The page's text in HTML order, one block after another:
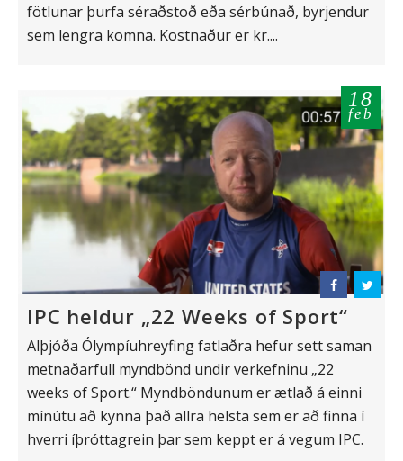
fötlunar þurfa séraðstoð eða sérbúnað, byrjendur
sem lengra komna. Kostnaður er kr....
18
feb
IPC heldur „22 Weeks of Sport“
Alþjóða Ólympíuhreyfing fatlaðra hefur sett saman
metnaðarfull myndbönd undir verkefninu „22
weeks of Sport.“ Myndböndunum er ætlað á einni
mínútu að kynna það allra helsta sem er að finna í
hverri íþróttagrein þar sem keppt er á vegum IPC.